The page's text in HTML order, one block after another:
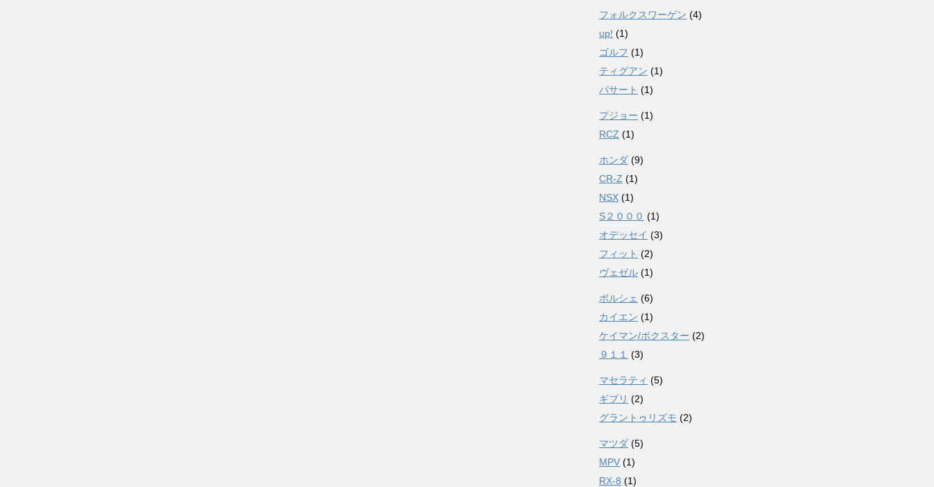
フォルクスワーゲン (4)
up! (1)
ゴルフ (1)
ティグアン (1)
パサート (1)
プジョー (1)
RCZ (1)
ホンダ (9)
CR-Z (1)
NSX (1)
S２０００ (1)
オデッセイ (3)
フィット (2)
ヴェゼル (1)
ポルシェ (6)
カイエン (1)
ケイマン/ボクスター (2)
９１１
(3)
マセラティ (5)
ギブリ (2)
グラントゥリズモ (2)
マツダ (5)
MPV (1)
RX-8 (1)